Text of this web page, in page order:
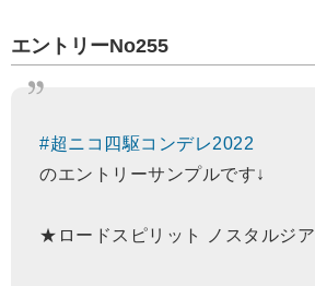
エントリーNo255
#超ニコ四駆コンデレ2022
のエントリーサンプルです↓
★ロードスピリット ノスタルジア